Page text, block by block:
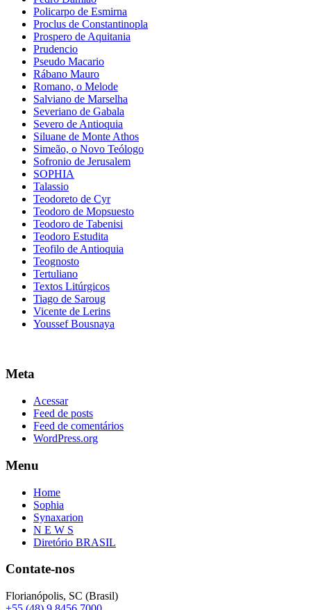
Policarpo de Esmirna
Proclus de Constantinopla
Prospero de Aquitania
Prudencio
Pseudo Macario
Rábano Mauro
Romano, o Melode
Salviano de Marselha
Severiano de Gabala
Severo de Antioquia
Siluane de Monte Athos
Simeão, o Novo Teólogo
Sofronio de Jerusalem
SOPHIA
Talassio
Teodoreto de Cyr
Teodoro de Mopsuesto
Teodoro de Tabenisi
Teodoro Estudita
Teofilo de Antioquia
Teognosto
Tertuliano
Textos Litúrgicos
Tiago de Saroug
Vicente de Lerins
Youssef Bousnaya
Meta
Acessar
Feed de posts
Feed de comentários
WordPress.org
Menu
Home
Sophia
Synaxarion
N E W S
Diretório BRASIL
Contate-nos
Florianópolis, SC (Brasil)